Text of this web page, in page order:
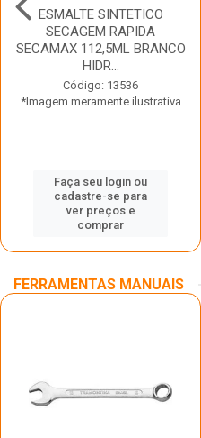
ESMALTE SINTETICO
SECAGEM RAPIDA
SECAMAX 112,5ML BRANCO
HIDR...
Código: 13536
*Imagem meramente ilustrativa
Faça seu login ou
cadastre-se para
ver preços e
comprar
FERRAMENTAS MANUAIS